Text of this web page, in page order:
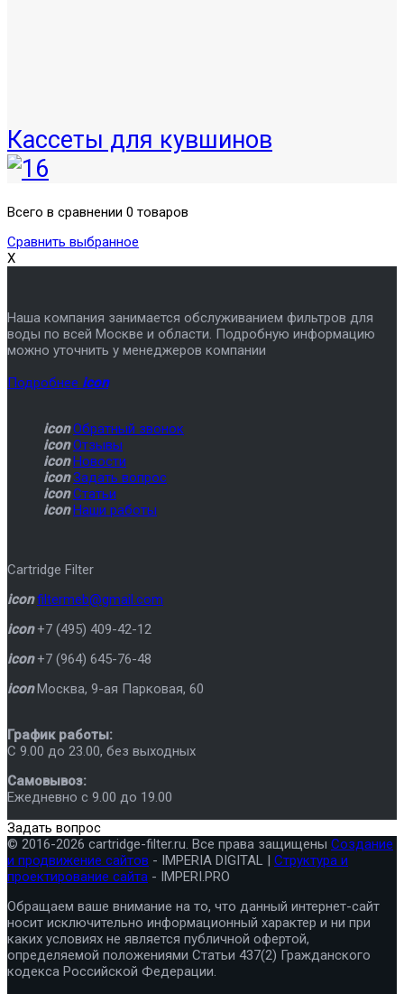
Кассеты для кувшинов
Всего в сравнении 0 товаров
Сравнить выбранное
X
Наша компания занимается обслуживанием фильтров для
воды по всей Москве и области. Подробную информацию
можно уточнить у менеджеров компании
Подробнее icon
icon Обратный звонок
icon Отзывы
icon Новости
icon Задать вопрос
icon Статьи
icon Наши работы
Cartridge Filter
icon filtermeb@gmail.com
icon +7 (495) 409-42-12
icon +7 (964) 645-76-48
icon Москва, 9-ая Парковая, 60
График работы:
C 9.00 до 23.00, без выходных
Самовывоз:
Ежедневно с 9.00 до 19.00
Задать вопрос
© 2016-2026 cartridge-filter.ru. Все права защищены Создание
и продвижение сайтов - IMPERIA DIGITAL | Структура и
проектирование сайта - IMPERI.PRO
Обращаем ваше внимание на то, что данный интернет-сайт
носит исключительно информационный характер и ни при
каких условиях не является публичной офертой,
определяемой положениями Статьи 437(2) Гражданского
кодекса Российской Федерации.